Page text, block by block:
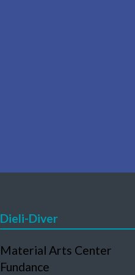
Dieli-Diver
Navigation
überspringen
Material Arts Center
Fundance